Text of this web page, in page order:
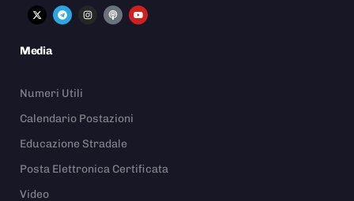
Media
Numeri Utili
Calendario Postazioni
Educazione Stradale
Posta Elettronica Certificata
Video